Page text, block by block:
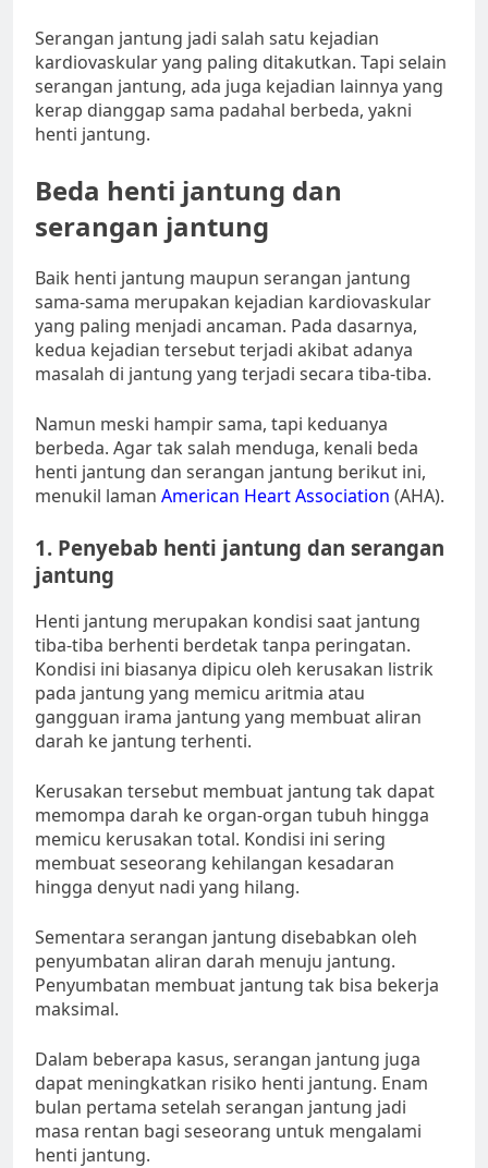
Serangan jantung jadi salah satu kejadian
kardiovaskular yang paling ditakutkan. Tapi selain
serangan jantung, ada juga kejadian lainnya yang
kerap dianggap sama padahal berbeda, yakni
henti jantung.
Beda henti jantung dan
serangan jantung
Baik henti jantung maupun serangan jantung
sama-sama merupakan kejadian kardiovaskular
yang paling menjadi ancaman. Pada dasarnya,
kedua kejadian tersebut terjadi akibat adanya
masalah di jantung yang terjadi secara tiba-tiba.
Namun meski hampir sama, tapi keduanya
berbeda. Agar tak salah menduga, kenali beda
henti jantung dan serangan jantung berikut ini,
menukil laman American Heart Association (AHA).
1. Penyebab henti jantung dan serangan
jantung
Henti jantung merupakan kondisi saat jantung
tiba-tiba berhenti berdetak tanpa peringatan.
Kondisi ini biasanya dipicu oleh kerusakan listrik
pada jantung yang memicu aritmia atau
gangguan irama jantung yang membuat aliran
darah ke jantung terhenti.
Kerusakan tersebut membuat jantung tak dapat
memompa darah ke organ-organ tubuh hingga
memicu kerusakan total. Kondisi ini sering
membuat seseorang kehilangan kesadaran
hingga denyut nadi yang hilang.
Sementara serangan jantung disebabkan oleh
penyumbatan aliran darah menuju jantung.
Penyumbatan membuat jantung tak bisa bekerja
maksimal.
Dalam beberapa kasus, serangan jantung juga
dapat meningkatkan risiko henti jantung. Enam
bulan pertama setelah serangan jantung jadi
masa rentan bagi seseorang untuk mengalami
henti jantung.